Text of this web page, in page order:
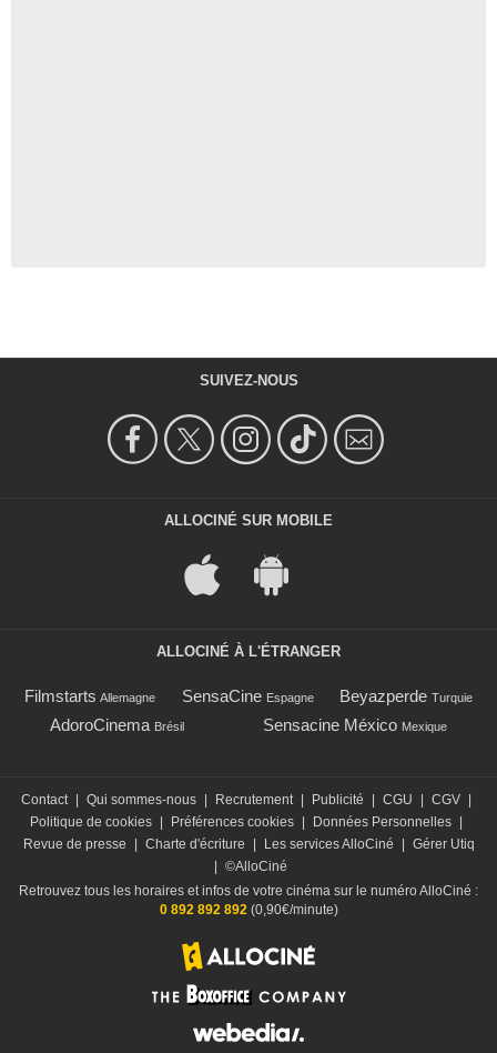
SUIVEZ-NOUS
ALLOCINÉ SUR MOBILE
ALLOCINÉ À L'ÉTRANGER
Filmstarts Allemagne SensaCine Espagne Beyazperde Turquie
AdoroCinema Brésil Sensacine México Mexique
Contact Qui sommes-nous Recrutement Publicité CGU CGV
Politique de cookies
Préférences cookies Données Personnelles
Revue de presse
Charte d'écriture Les services AlloCiné
Gérer Utiq
©AlloCiné
Retrouvez tous les horaires et infos de votre cinéma sur le numéro AlloCiné :
0 892 892 892(0,90€/minute)